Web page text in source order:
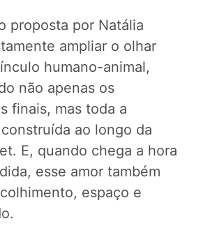
proposta por Natália
ampliar o olhar
humano-animal,
não apenas os
finais, mas toda a
ao longo da
E, quando chega a hora
esse amor também
espaço e